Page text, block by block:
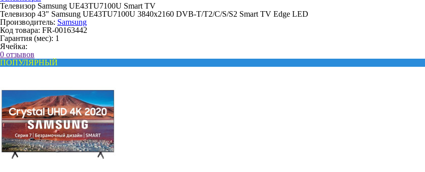
Телевизор Samsung UE43TU7100U Smart TV
Телевизор 43" Samsung UE43TU7100U 3840x2160 DVB-T/T2/C/S/S2 Smart TV Edge LED
Производитель: Samsung
Код товара: FR-00163442
Гарантия (мес): 1
Ячейка:
0 отзывов
ПОПУЛЯРНЫЙ